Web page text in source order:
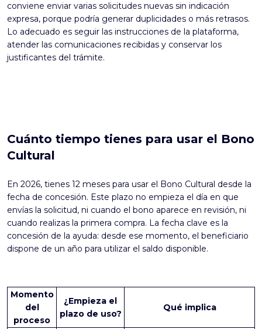
conviene enviar varias solicitudes nuevas sin indicación
expresa, porque podría generar duplicidades o más retrasos.
Lo adecuado es seguir las instrucciones de la plataforma,
atender las comunicaciones recibidas y conservar los
justificantes del trámite.
Cuánto tiempo tienes para usar el Bono
Cultural
En 2026, tienes 12 meses para usar el Bono Cultural desde la
fecha de concesión. Este plazo no empieza el día en que
envías la solicitud, ni cuando el bono aparece en revisión, ni
cuando realizas la primera compra. La fecha clave es la
concesión de la ayuda: desde ese momento, el beneficiario
dispone de un año para utilizar el saldo disponible.
Momento
del
proceso
¿Empieza el
plazo de uso?
Qué implica